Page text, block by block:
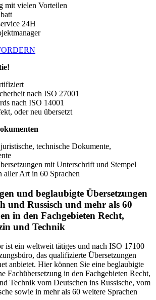
mit vielen Vorteilen
24H
nach ISO 27001
nach ISO 14001
oder neu übersetzt
technische Dokumente,
mit Unterschrift und Stempel
aller Art in 60 Sprachen
und beglaubigte Übersetzungen
und Russisch und mehr als 60
in den Fachgebieten Recht,
und Technik
ist ein weltweit tätiges und nach ISO 17100
das qualifizierte Übersetzungen
anbietet. Hier können Sie eine beglaubigte
Fachübersetzung in den Fachgebieten Recht,
Technik vom Deutschen ins Russische, vom
sowie in mehr als 60 weitere Sprachen